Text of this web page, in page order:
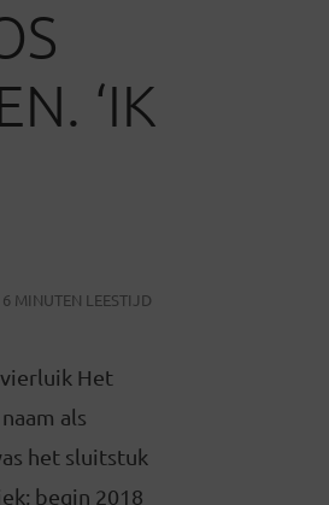
‘IK
6 MINUTEN LEESTIJD
Het
als
het sluitstuk
begin 2018